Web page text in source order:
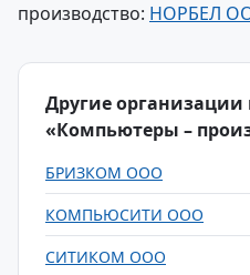
производство: НОРБЕЛ
Другие организации
«Компьютеры –
БРИЗКОМ ООО
КОМПЬЮСИТИ ООО
СИТИКОМ ООО